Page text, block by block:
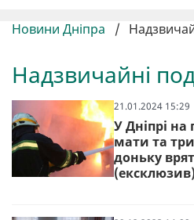
Новини Дніпра /
Надзвичайні
21.01.2024 15:29
У Дніпрі
мати та
доньку
(ексклюзив)